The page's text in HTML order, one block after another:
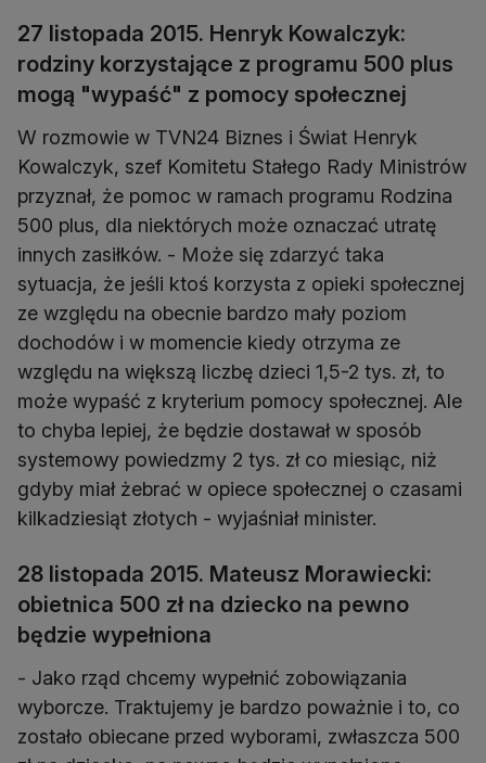
27 listopada 2015. Henryk Kowalczyk:
rodziny korzystające z programu 500 plus
mogą "wypaść" z pomocy społecznej
W rozmowie w TVN24 Biznes i Świat Henryk
Kowalczyk, szef Komitetu Stałego Rady Ministrów
przyznał, że pomoc w ramach programu Rodzina
500 plus, dla niektórych może oznaczać utratę
innych zasiłków. - Może się zdarzyć taka
sytuacja, że jeśli ktoś korzysta z opieki społecznej
ze względu na obecnie bardzo mały poziom
dochodów i w momencie kiedy otrzyma ze
względu na większą liczbę dzieci 1,5-2 tys. zł, to
może wypaść z kryterium pomocy społecznej. Ale
to chyba lepiej, że będzie dostawał w sposób
systemowy powiedzmy 2 tys. zł co miesiąc, niż
gdyby miał żebrać w opiece społecznej o czasami
kilkadziesiąt złotych - wyjaśniał minister.
28 listopada 2015. Mateusz Morawiecki:
obietnica 500 zł na dziecko na pewno
będzie wypełniona
- Jako rząd chcemy wypełnić zobowiązania
wyborcze. Traktujemy je bardzo poważnie i to, co
zostało obiecane przed wyborami, zwłaszcza 500